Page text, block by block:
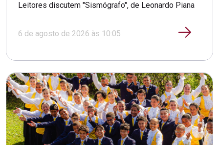
Leitores discutem "Sismógrafo", de Leonardo Piana
6 de agosto de 2026 às 10:05